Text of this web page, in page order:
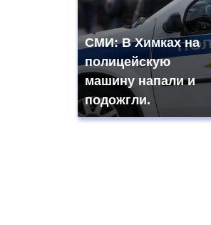
СМИ: В Химках на
полицейскую
машину напали и
подожгли.